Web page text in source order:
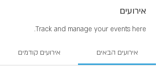
אירועים
Track and manage your events here.
אירועים הבאים אירועים קודמים